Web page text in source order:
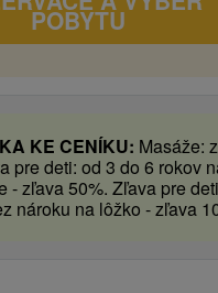
POBYTU
KE CENÍKU: Masáže:
pre deti: od 3 do 6 rokov
- zľava 50%. Zľava pre
nároku na lôžko - zľava